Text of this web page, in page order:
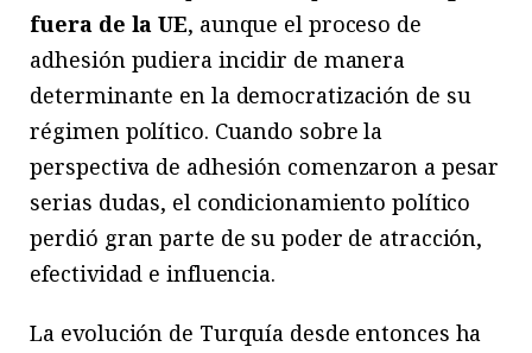
fuera de la UE, aunque el proceso de
adhesión pudiera incidir de manera
determinante en la democratización de su
régimen político. Cuando sobre la
perspectiva de adhesión comenzaron a pesar
serias dudas, el condicionamiento político
perdió gran parte de su poder de atracción,
efectividad e influencia.
La evolución de Turquía desde entonces ha